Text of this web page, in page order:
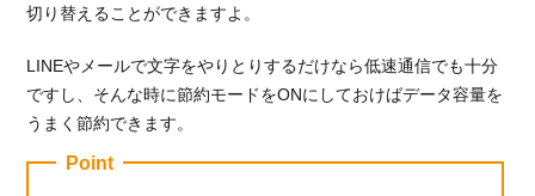
切り替えることができますよ。
LINEやメールで文字をやりとりするだけなら低速通信でも十分
ですし、そんな時に節約モードをONにしておけばデータ容量を
うまく節約できます。
Point